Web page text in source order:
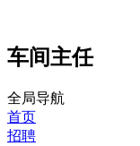
车间主任
全局导航
首页
招聘